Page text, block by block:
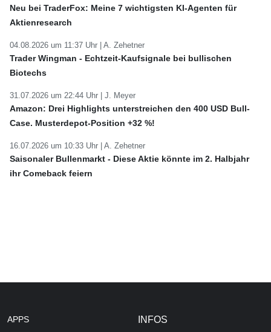
Neu bei TraderFox: Meine 7 wichtigsten KI-Agenten für
Aktienresearch
04.08.2026 um 11:37 Uhr | A. Zehetner
Trader Wingman - Echtzeit-Kaufsignale bei bullischen
Biotechs
31.07.2026 um 22:44 Uhr | J. Meyer
Amazon: Drei Highlights unterstreichen den 400 USD Bull-
Case. Musterdepot-Position +32 %!
16.07.2026 um 10:33 Uhr | A. Zehetner
Saisonaler Bullenmarkt - Diese Aktie könnte im 2. Halbjahr
ihr Comeback feiern
APPS INFOS